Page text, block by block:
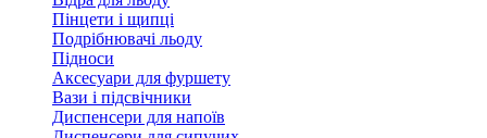
Пінцети і щипці
Подрібнювачі льоду
Підноси
Аксесуари для фуршету
Вази і підсвічники
Диспенсери для напоїв